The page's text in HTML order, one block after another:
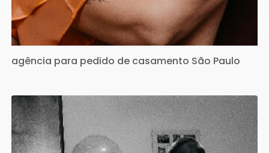
agência para pedido de casamento São Paulo